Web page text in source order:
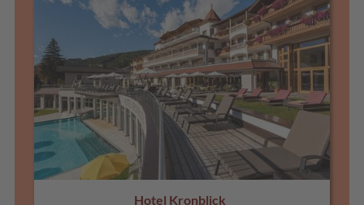
Hotel Kronblick